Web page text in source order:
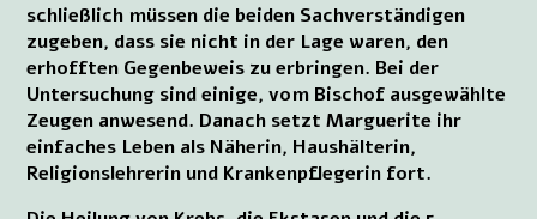
schließlich müssen die beiden Sachverständigen
zugeben, dass sie nicht in der Lage waren, den
erhofften Gegenbeweis zu erbringen. Bei der
Untersuchung sind einige, vom Bischof ausgewählte
Zeugen anwesend. Danach setzt Marguerite ihr
einfaches Leben als Näherin, Haushälterin,
Religionslehrerin und Krankenpflegerin fort.